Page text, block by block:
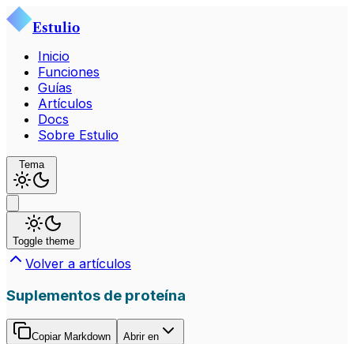
Estulio
Inicio
Funciones
Guías
Artículos
Docs
Sobre Estulio
Tema
Toggle theme
Volver a artículos
Suplementos de proteína
Copiar Markdown Abrir en